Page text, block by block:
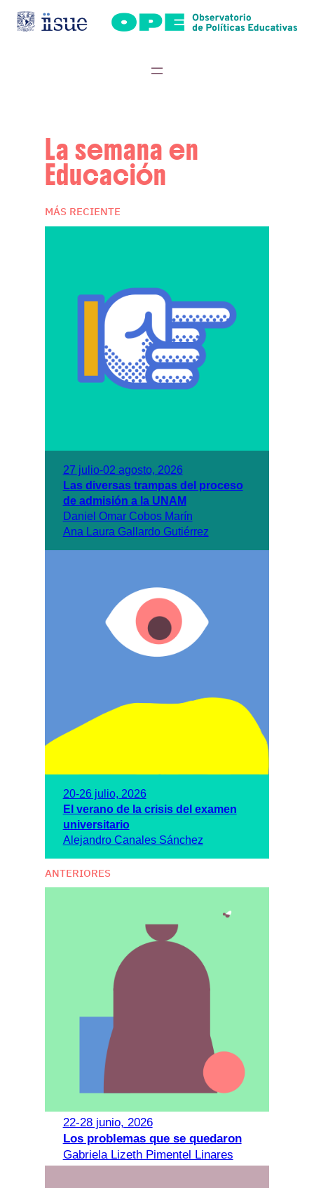
La semana en
Educación
MÁS RECIENTE
27 julio-02 agosto, 2026
Las diversas trampas del proceso
de admisión a la UNAM
Daniel Omar Cobos Marín
Ana Laura Gallardo Gutiérrez
20-26 julio, 2026
El verano de la crisis del examen
universitario
Alejandro Canales Sánchez
ANTERIORES
22-28 junio, 2026
Los problemas que se quedaron
Gabriela Lizeth Pimentel Linares